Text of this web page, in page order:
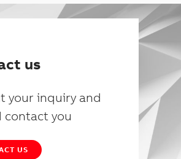
us
your inquiry and
contact you
US